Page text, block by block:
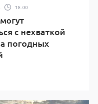
18:00
с нехваткой
погодных